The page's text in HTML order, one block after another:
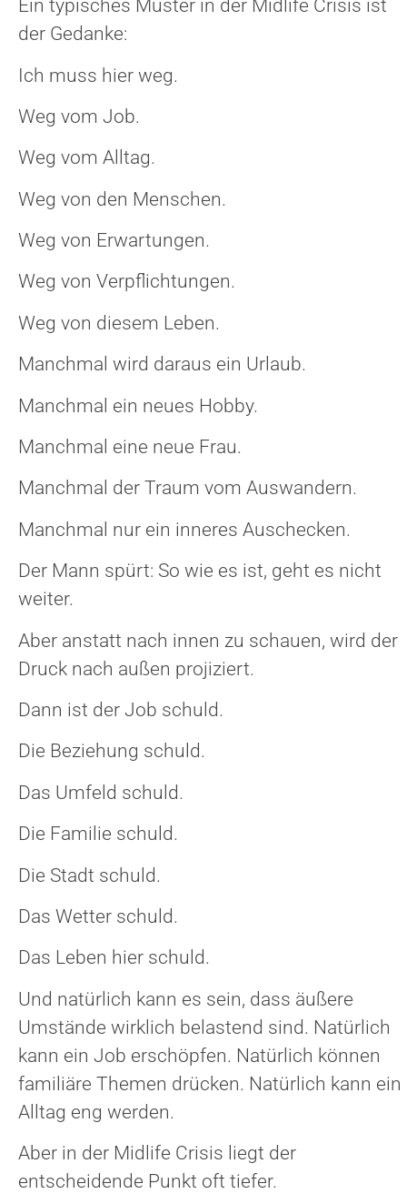
Ein typisches Muster in der Midlife Crisis ist
der Gedanke:
Ich muss hier weg.
Weg vom Job.
Weg vom Alltag.
Weg von den Menschen.
Weg von Erwartungen.
Weg von Verpflichtungen.
Weg von diesem Leben.
Manchmal wird daraus ein Urlaub.
Manchmal ein neues Hobby.
Manchmal eine neue Frau.
Manchmal der Traum vom Auswandern.
Manchmal nur ein inneres Auschecken.
Der Mann spürt: So wie es ist, geht es nicht
weiter.
Aber anstatt nach innen zu schauen, wird der
Druck nach außen projiziert.
Dann ist der Job schuld.
Die Beziehung schuld.
Das Umfeld schuld.
Die Familie schuld.
Die Stadt schuld.
Das Wetter schuld.
Das Leben hier schuld.
Und natürlich kann es sein, dass äußere
Umstände wirklich belastend sind. Natürlich
kann ein Job erschöpfen. Natürlich können
familiäre Themen drücken. Natürlich kann ein
Alltag eng werden.
Aber in der Midlife Crisis liegt der
entscheidende Punkt oft tiefer.